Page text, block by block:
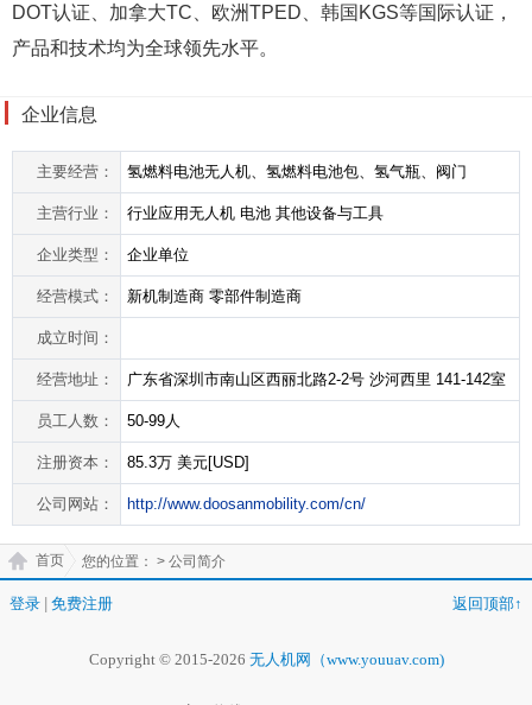
DOT认证、加拿大TC、欧洲TPED、韩国KGS等国际认证，
产品和技术均为全球领先水平。
企业信息
主要经营： 氢燃料电池无人机、氢燃料电池包、氢气瓶、阀门
主营行业： 行业应用无人机 电池 其他设备与工具
企业类型： 企业单位
经营模式： 新机制造商 零部件制造商
成立时间：
经营地址： 广东省深圳市南山区西丽北路2-2号 沙河西里 141-142室
员工人数： 50-99人
注册资本： 85.3万 美元[USD]
公司网站： http://www.doosanmobility.com/cn/
您的位置：
首页 > 公司简介
登录 免费注册 返回顶部↑
Copyright © 2015-2026 无人机网（www.youuav.com)